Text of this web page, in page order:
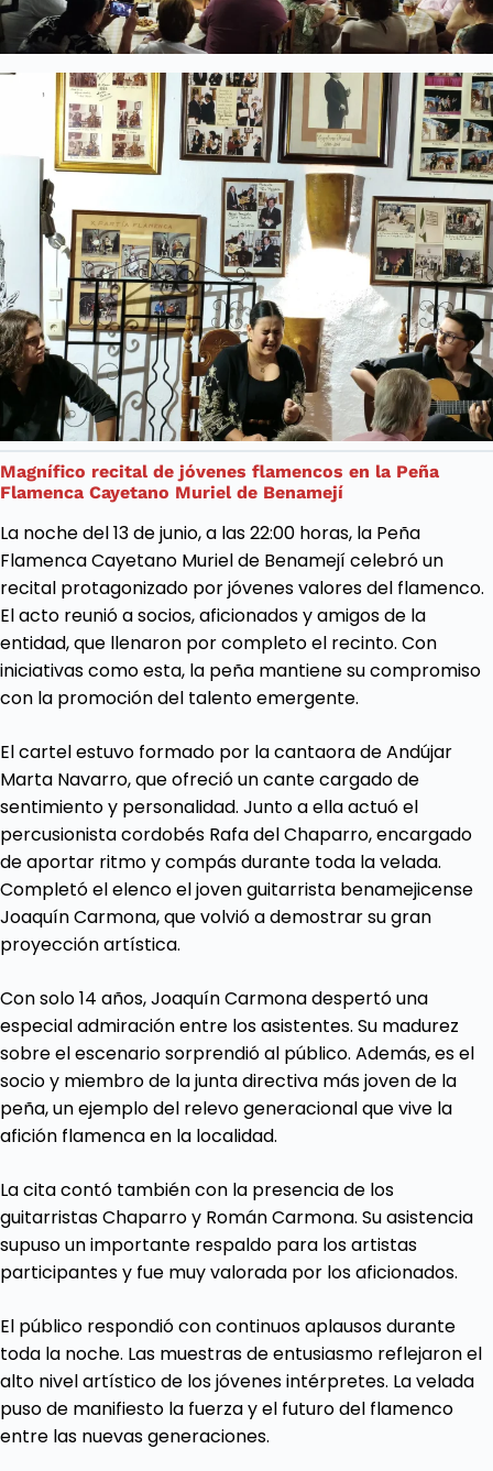
Magnífico recital de jóvenes flamencos en la Peña
Flamenca Cayetano Murielde Benamejí
La noche del 13 de junio, a las 22:00 horas, la Peña
Flamenca Cayetano Muriel de Benamejí celebró un
recital protagonizado por jóvenes valores del flamenco.
El acto reunió a socios, aficionados y amigos de la
entidad, que llenaron por completo el recinto. Con
iniciativas como esta, la peña mantiene su compromiso
con la promoción del talento emergente.
El cartel estuvo formado por la cantaora de Andújar
Marta Navarro, que ofreció un cante cargado de
sentimiento y personalidad. Junto a ella actuó el
percusionista cordobés Rafa del Chaparro, encargado
de aportar ritmo y compás durante toda la velada.
Completó el elenco el joven guitarrista benamejicense
Joaquín Carmona, que volvió a demostrar su gran
proyección artística.
Con solo 14 años, Joaquín Carmona despertó una
especial admiración entre los asistentes. Su madurez
sobre el escenario sorprendió al público. Además, es el
socio y miembro de la junta directiva más joven de la
peña, un ejemplo del relevo generacional que vive la
afición flamenca en la localidad.
La cita contó también con la presencia de los
guitarristas Chaparro y Román Carmona. Su asistencia
supuso un importante respaldo para los artistas
participantes y fue muy valorada por los aficionados.
El público respondió con continuos aplausos durante
toda la noche. Las muestras de entusiasmo reflejaron el
alto nivel artístico de los jóvenes intérpretes. La velada
puso de manifiesto la fuerza y el futuro del flamenco
entre las nuevas generaciones.